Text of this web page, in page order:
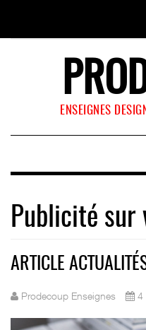
ENSEIGNES
Publicité sur
ARTICLE
Prodecoup Enseignes 4